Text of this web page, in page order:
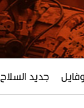
جديد السلاح